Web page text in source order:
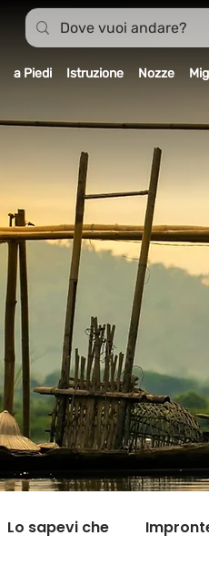
a Piedi Istruzione Nozze
Lo sapevi che